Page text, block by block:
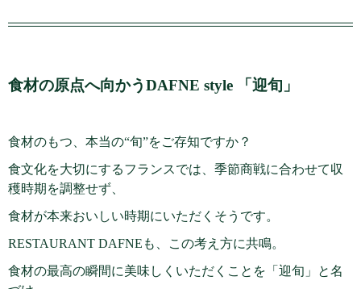
食材の原点へ向かうDAFNE style 「迎旬」
食材のもつ、本当の“旬”をご存知ですか？
食文化を大切にするフランスでは、季節商戦に合わせて収
穫時期を調整せず、
食材が本来おいしい時期にいただくそうです。
RESTAURANT DAFNEも、この考え方に共鳴。
食材の最高の瞬間に美味しくいただくことを「迎旬」と名